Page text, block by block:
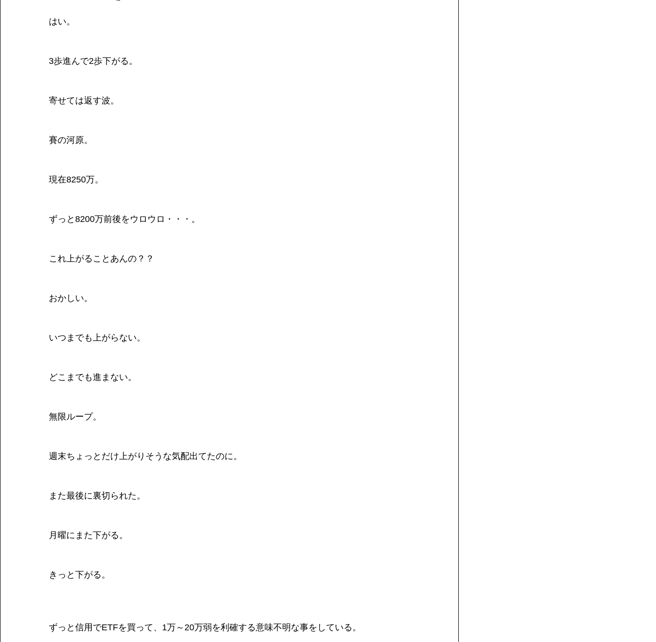
はい。
3歩進んで2歩下がる。
寄せては返す波。
賽の河原。
現在8250万。
ずっと8200万前後をウロウロ・・・。
これ上がることあんの？？
おかしい。
いつまでも上がらない。
どこまでも進まない。
無限ループ。
週末ちょっとだけ上がりそうな気配出てたのに。
また最後に裏切られた。
月曜にまた下がる。
きっと下がる。
ずっと信用でETFを買って、1万～20万弱を利確する意味不明な事をしている。